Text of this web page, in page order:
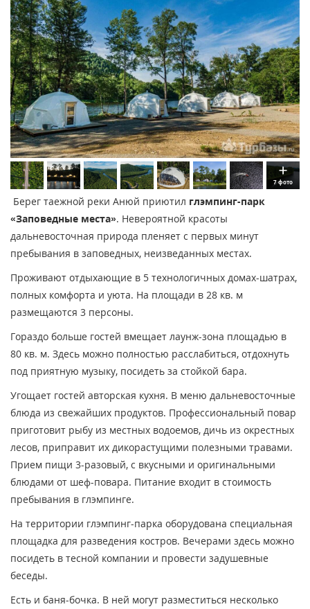
7 фото
Берег таежной реки Анюй приютил глэмпинг-парк
«Заповедные места». Невероятной красоты
дальневосточная природа пленяет с первых минут
пребывания в заповедных, неизведанных местах.
Проживают отдыхающие в 5 технологичных домах-шатрах,
полных комфорта и уюта. На площади в 28 кв. м
размещаются 3 персоны.
Гораздо больше гостей вмещает лаунж-зона площадью в
80 кв. м. Здесь можно полностью расслабиться, отдохнуть
под приятную музыку, посидеть за стойкой бара.
Угощает гостей авторская кухня. В меню дальневосточные
блюда из свежайших продуктов. Профессиональный повар
приготовит рыбу из местных водоемов, дичь из окрестных
лесов, приправит их дикорастущими полезными травами.
Прием пищи 3-разовый, с вкусными и оригинальными
блюдами от шеф-повара. Питание входит в стоимость
пребывания в глэмпинге.
На территории глэмпинг-парка оборудована специальная
площадка для разведения костров. Вечерами здесь можно
посидеть в тесной компании и провести задушевные
беседы.
Есть и баня-бочка. В ней могут разместиться несколько